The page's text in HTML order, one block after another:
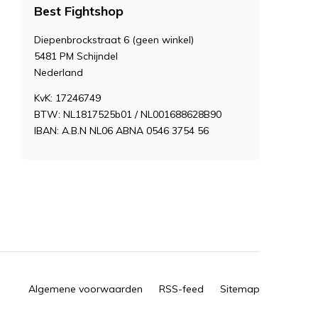
Best Fightshop
Diepenbrockstraat 6 (geen winkel)
5481 PM Schijndel
Nederland
KvK: 17246749
BTW: NL1817525b01 / NL001688628B90
IBAN: A.B.N NL06 ABNA 0546 3754 56
Algemene voorwaarden RSS-feed Sitemap